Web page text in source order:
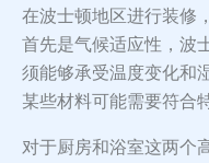
在波士顿地区进行装修
首先是气候适应性，波
须能够承受温度变化和
某些材料可能需要符合
对于厨房和浴室这两个